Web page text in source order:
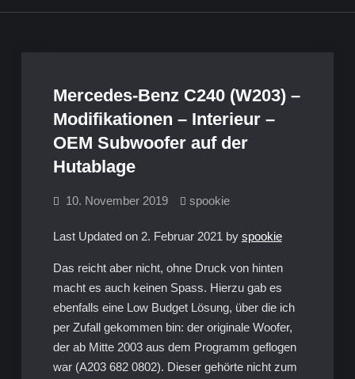
Mercedes-Benz C240 (W203) –
Modifikationen – Interieur –
OEM Subwoofer auf der
Hutablage
10. November 2019 spookie
Last Updated on 2. Februar 2021 by spookie
Das reicht aber nicht, ohne Druck von hinten
macht es auch keinen Spass. Hierzu gab es
ebenfalls eine Low Budget Lösung, über die ich
per Zufall gekommen bin: der originale Woofer,
der ab Mitte 2003 aus dem Programm geflogen
war (A203 682 0802). Dieser gehörte nicht zum